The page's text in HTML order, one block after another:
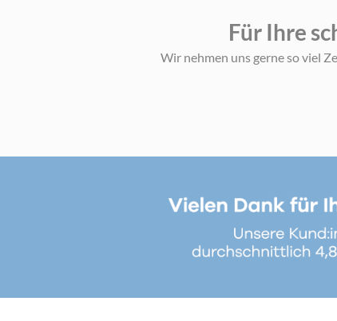
Für Ihre
Wir nehmen uns gerne so viel